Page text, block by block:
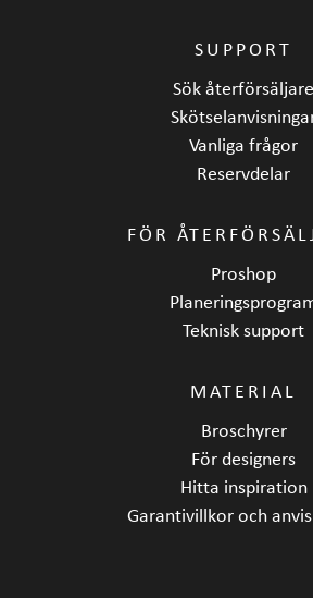
SUPPORT
Sök återförsäljare
Vanliga frågor
Reservdelar
FÖR
Proshop
Teknisk support
MATERIAL
Broschyrer
För designers
Hitta inspiration
Garantivillkor och